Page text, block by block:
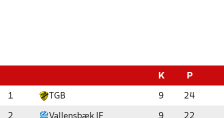
K P
1 TGB 9 24
2 Vallensbæk IF 9 22